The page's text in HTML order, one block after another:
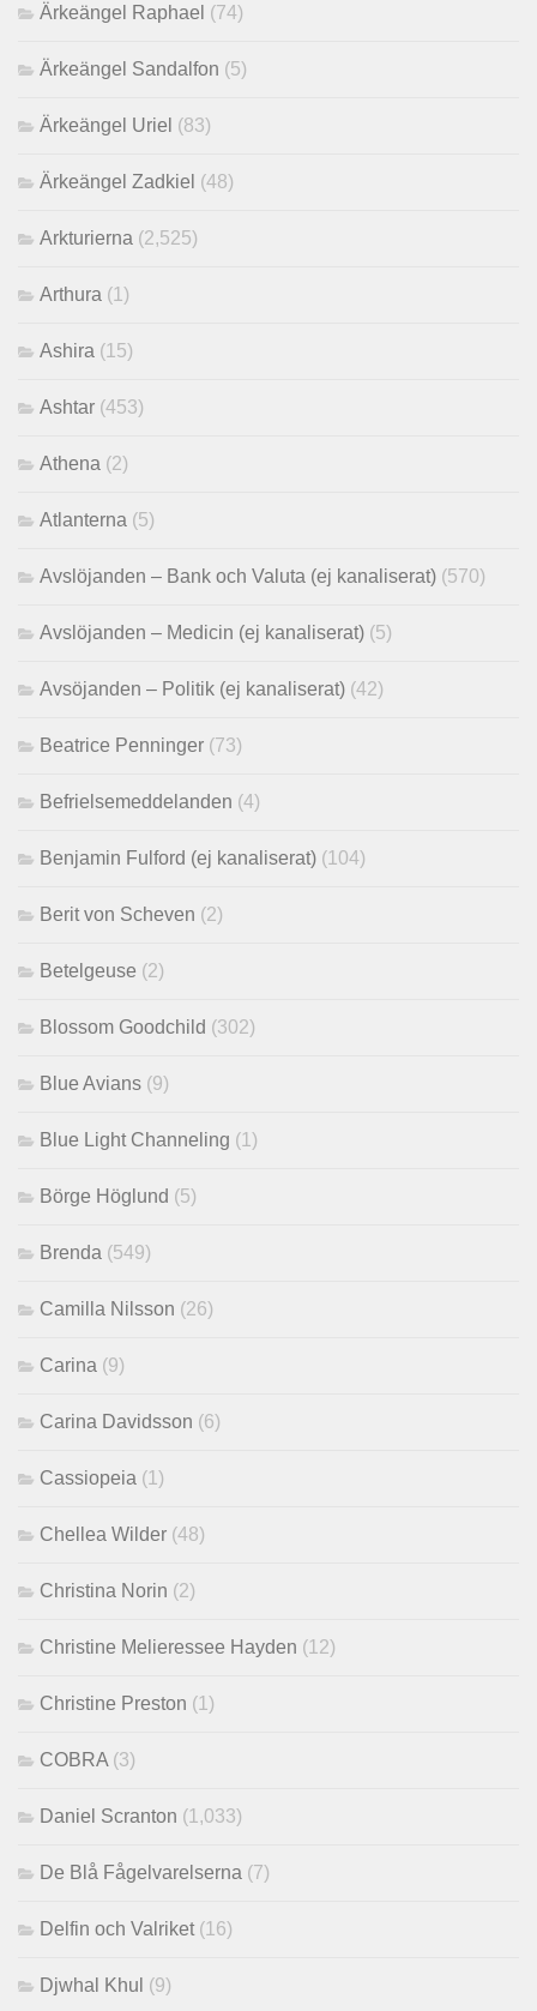
Ärkeängel Raphael (74)
Ärkeängel Sandalfon (5)
Ärkeängel Uriel (83)
Ärkeängel Zadkiel (48)
Arkturierna (2,525)
Arthura (1)
Ashira (15)
Ashtar (453)
Athena (2)
Atlanterna (5)
Avslöjanden – Bank och Valuta (ej kanaliserat) (570)
Avslöjanden – Medicin (ej kanaliserat) (5)
Avsöjanden – Politik (ej kanaliserat) (42)
Beatrice Penninger (73)
Befrielsemeddelanden (4)
Benjamin Fulford (ej kanaliserat) (104)
Berit von Scheven (2)
Betelgeuse (2)
Blossom Goodchild (302)
Blue Avians (9)
Blue Light Channeling (1)
Börge Höglund (5)
Brenda (549)
Camilla Nilsson (26)
Carina (9)
Carina Davidsson (6)
Cassiopeia (1)
Chellea Wilder (48)
Christina Norin (2)
Christine Melieressee Hayden (12)
Christine Preston (1)
COBRA (3)
Daniel Scranton (1,033)
De Blå Fågelvarelserna (7)
Delfin och Valriket (16)
Djwhal Khul (9)